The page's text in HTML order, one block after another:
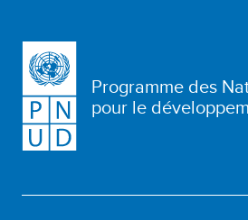
Programme des
pour le